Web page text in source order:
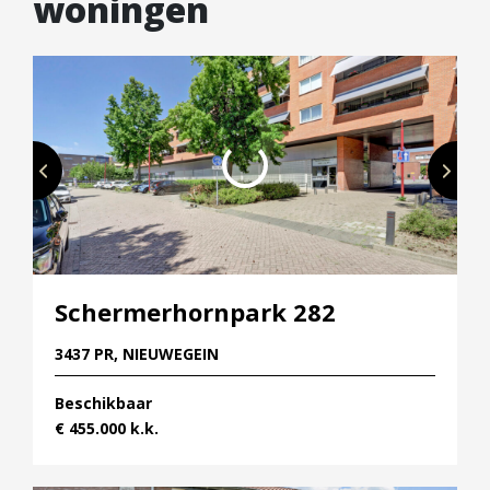
aangeboden. Dus de mogelijkheid om je eigen boot
voor de deur te leggen is aanwezig.
OVERAL EN ALLES DICHTBIJ
Havenkwartier ligt aan het Merwedekanaal aan de
prachtige zuidkant van de wijk Rijnhuizen in
Nieuwegein. In de omgeving is er het hele jaar door
van alles te beleven, met een veelzijdig aanbod aan
sportverenigingen, cultuur, winkels en horeca. Ook
wekelijkse boodschappen ben je met de auto of de
fiets zo in het centrum van Nieuwegein. In
winkelcentrum Cityplaza vind je maar liefst 150
winkels! Via de Plettenburgerlaan en de
woningen
Schermerhornpark 282
3437 PR, NIEUWEGEIN
Beschikbaar
€ 455.000 k.k.